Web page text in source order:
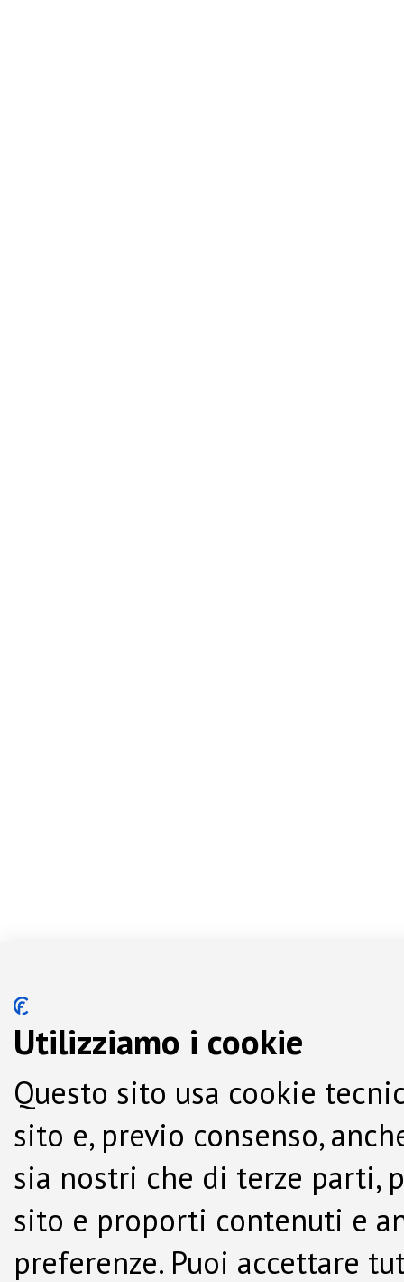
Utilizziamo i cookie
Questo sito usa cookie
sito e, previo consenso,
sia nostri che di terze parti,
sito e proporti contenuti e
preferenze. Puoi accettare